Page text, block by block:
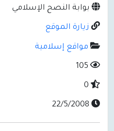
بوابة النصح الإسلامي
زيارة الموقع
مواقع إسلامية